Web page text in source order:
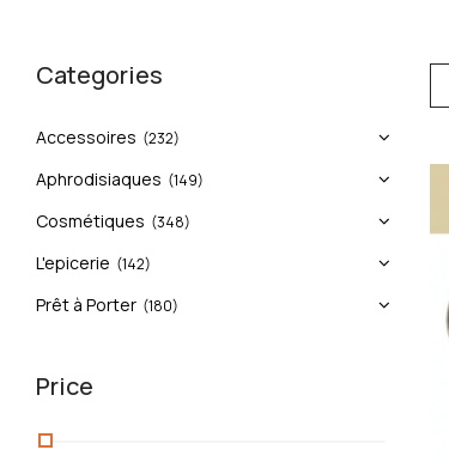
Categories
Accessoires (232)
Aphrodisiaques (149)
Cosmétiques (348)
L'epicerie (142)
Prêt à Porter (180)
Price